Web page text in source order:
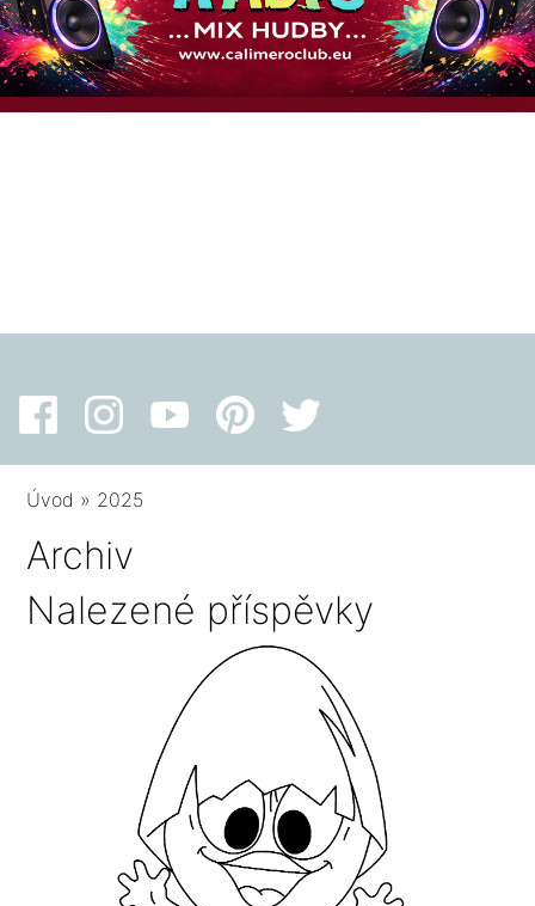
Úvod » 2025
Archiv
Nalezené příspěvky